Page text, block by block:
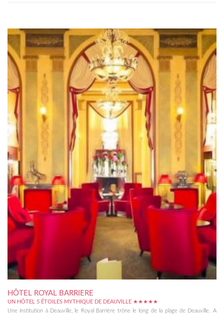
HÔTEL ROYAL BARRIERE
UN HÔTEL 5 ÉTOILES MYTHIQUE DE DEAUVILLE ★★★★★
Une institution à Deauville, le Royal Barrière trône le long de la plage de Deauville. A